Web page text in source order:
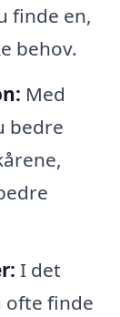
finde en,
behov.
Med
bedre
I det
ofte finde